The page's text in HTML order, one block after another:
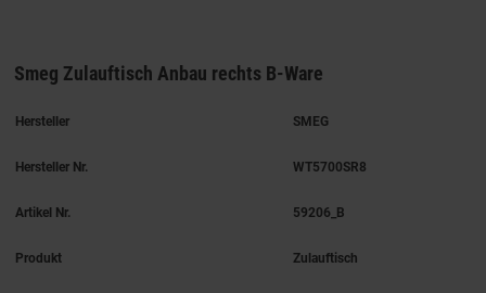
Smeg Zulauftisch Anbau rechts B-Ware
Hersteller SMEG
Hersteller Nr. WT5700SR8
Artikel Nr. 59206_B
Produkt Zulauftisch